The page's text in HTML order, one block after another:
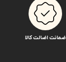
ضمانت اضالت کالا